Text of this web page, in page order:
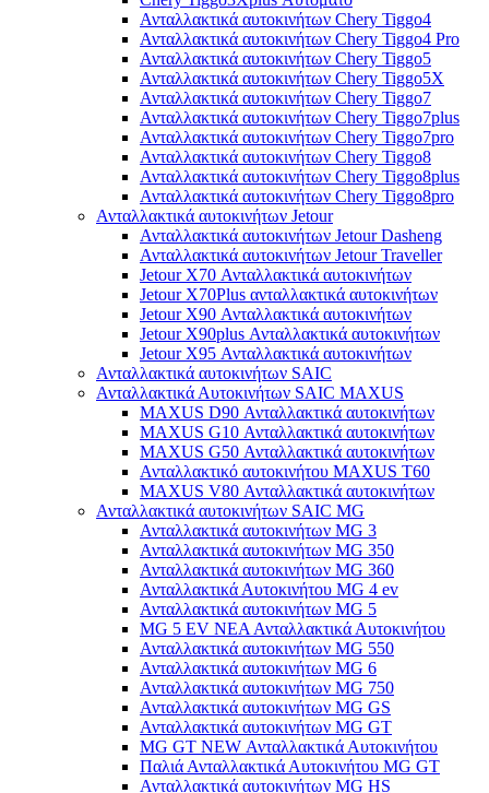
Ανταλλακτικά αυτοκινήτων Chery Tiggo4
Ανταλλακτικά αυτοκινήτων Chery Tiggo4 Pro
Ανταλλακτικά αυτοκινήτων Chery Tiggo5
Ανταλλακτικά αυτοκινήτων Chery Tiggo5X
Ανταλλακτικά αυτοκινήτων Chery Tiggo7
Ανταλλακτικά αυτοκινήτων Chery Tiggo7plus
Ανταλλακτικά αυτοκινήτων Chery Tiggo7pro
Ανταλλακτικά αυτοκινήτων Chery Tiggo8
Ανταλλακτικά αυτοκινήτων Chery Tiggo8plus
Ανταλλακτικά αυτοκινήτων Chery Tiggo8pro
Ανταλλακτικά αυτοκινήτων Jetour
Ανταλλακτικά αυτοκινήτων Jetour Dasheng
Ανταλλακτικά αυτοκινήτων Jetour Traveller
Jetour X70 Ανταλλακτικά αυτοκινήτων
Jetour X70Plus ανταλλακτικά αυτοκινήτων
Jetour X90 Ανταλλακτικά αυτοκινήτων
Jetour X90plus Ανταλλακτικά αυτοκινήτων
Jetour X95 Ανταλλακτικά αυτοκινήτων
Ανταλλακτικά αυτοκινήτων SAIC
Ανταλλακτικά Αυτοκινήτων SAIC MAXUS
MAXUS D90 Ανταλλακτικά αυτοκινήτων
MAXUS G10 Ανταλλακτικά αυτοκινήτων
MAXUS G50 Ανταλλακτικά αυτοκινήτων
Ανταλλακτικό αυτοκινήτου MAXUS T60
MAXUS V80 Ανταλλακτικά αυτοκινήτων
Ανταλλακτικά αυτοκινήτων SAIC MG
Ανταλλακτικά αυτοκινήτων MG 3
Ανταλλακτικά αυτοκινήτων MG 350
Ανταλλακτικά αυτοκινήτων MG 360
Ανταλλακτικά Αυτοκινήτου MG 4 ev
Ανταλλακτικά αυτοκινήτων MG 5
MG 5 EV ΝΕΑ Ανταλλακτικά Αυτοκινήτου
Ανταλλακτικά αυτοκινήτων MG 550
Ανταλλακτικά αυτοκινήτων MG 6
Ανταλλακτικά αυτοκινήτων MG 750
Ανταλλακτικά αυτοκινήτων MG GS
Ανταλλακτικά αυτοκινήτων MG GT
MG GT NEW Ανταλλακτικά Αυτοκινήτου
Παλιά Ανταλλακτικά Αυτοκινήτου MG GT
Ανταλλακτικά αυτοκινήτων MG HS